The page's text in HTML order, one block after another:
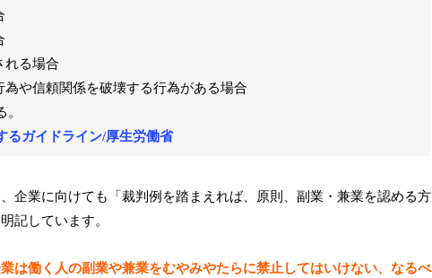
れる場合
や信頼関係を破壊する行為がある場合
るガイドライン/厚生労働省
企業に向けても「裁判例を踏まえれば、原則、副業・兼業を認める方
記しています。
は働く人の副業や兼業をむやみやたらに禁止してはいけない、なるべ